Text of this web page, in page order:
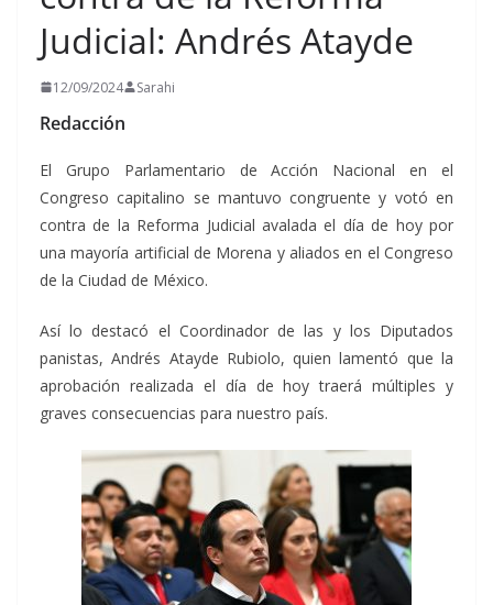
Judicial: Andrés Atayde
12/09/2024 Sarahi
Redacción
El Grupo Parlamentario de Acción Nacional en el
Congreso capitalino se mantuvo congruente y votó en
contra de la Reforma Judicial avalada el día de hoy por
una mayoría artificial de Morena y aliados en el Congreso
de la Ciudad de México.
Así lo destacó el Coordinador de las y los Diputados
panistas, Andrés Atayde Rubiolo, quien lamentó que la
aprobación realizada el día de hoy traerá múltiples y
graves consecuencias para nuestro país.